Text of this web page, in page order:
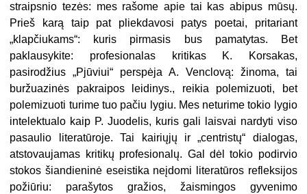
straipsnio tezės: mes rašome apie tai kas abipus mūsų.
Prieš karą taip pat pliekdavosi patys poetai, pritariant
„klapčiukams“: kuris pirmasis bus pamatytas. Bet
paklausykite: profesionalas kritikas K. Korsakas,
pasirodžius „Pjūviui“ perspėja A. Venclovą: žinoma, tai
buržuazinės pakraipos leidinys., reikia polemizuoti, bet
polemizuoti turime tuo pačiu lygiu. Mes neturime tokio lygio
intelektualo kaip P. Juodelis, kuris gali laisvai nardyti viso
pasaulio literatūroje. Tai kairiųjų ir „centristų“ dialogas,
atstovaujamas kritikų profesionalų. Gal dėl tokio podirvio
stokos šiandieninė eseistika neįdomi literatūros refleksijos
požiūriu: parašytos gražios, žaismingos gyvenimo